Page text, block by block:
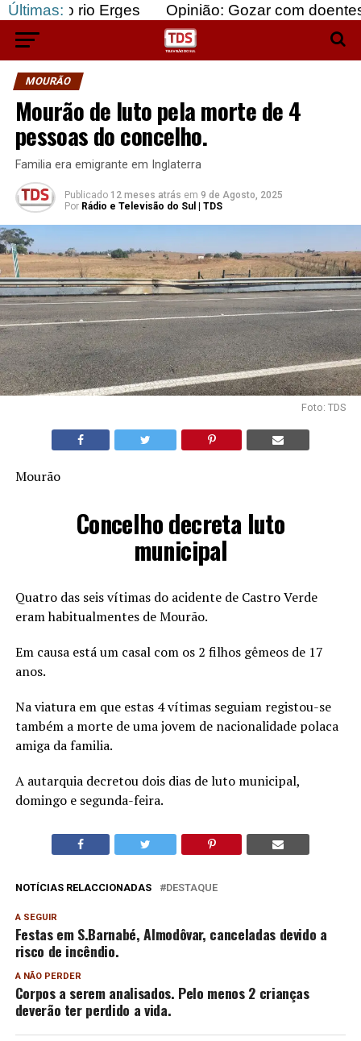
Últimas:
Erges Opinião: Gozar com doentes e bajular
MOURÃO
Mourão de luto pela morte de 4
pessoas do concelho.
Familia era emigrante em Inglaterra
Publicado 12 meses atrás em 9 de Agosto, 2025
Por Rádio e Televisão do Sul | TDS
Foto: TDS
Mourão
Concelho decreta luto
municipal
Quatro das seis vítimas do acidente de Castro Verde
eram habitualmentes de Mourão.
Em causa está um casal com os 2 filhos gêmeos de 17
anos.
Na viatura em que estas 4 vítimas seguiam registou-se
também a morte de uma jovem de nacionalidade polaca
amiga da familia.
A autarquia decretou dois dias de luto municipal,
domingo e segunda-feira.
NOTÍCIAS RELACCIONADAS DESTAQUE
A SEGUIR
Festas em S.Barnabé, Almodôvar, canceladas devido a
risco de incêndio.
A NÃO PERDER
Corpos a serem analisados. Pelo menos 2 crianças
deverão ter perdido a vida.